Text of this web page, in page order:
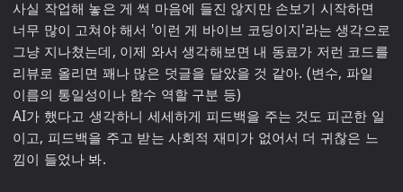
사실 작업해 놓은 게 썩 마음에 들진 않지만 손보기 시작하면
너무 많이 고쳐야 해서 '이런 게 바이브 코딩이지'라는 생각으로
그냥 지나쳤는데, 이제 와서 생각해보면 내 동료가 저런 코드를
리뷰로 올리면 꽤나 많은 덧글을 달았을 것 같아. (변수, 파일
이름의 통일성이나 함수 역할 구분 등)
AI가 했다고 생각하니 세세하게 피드백을 주는 것도 피곤한 일
이고, 피드백을 주고 받는 사회적 재미가 없어서 더 귀찮은 느
낌이 들었나 봐.